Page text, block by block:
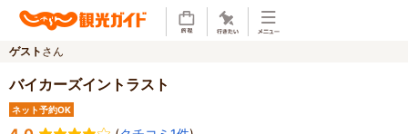
ゲスト さん
バイカーズイントラスト
ネット予約OK